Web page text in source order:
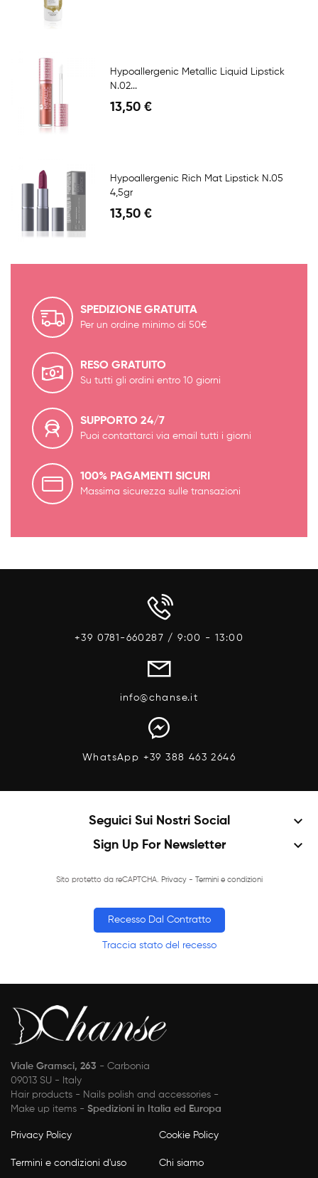
Hypoallergenic Metallic Liquid Lipstick
N.02...
13,50 €
Hypoallergenic Rich Mat Lipstick N.05
4,5gr
13,50 €
SPEDIZIONE GRATUITA
Per un ordine minimo di 50€
RESO GRATUITO
Su tutti gli ordini entro 10 giorni
SUPPORTO 24/7
Puoi contattarci via email tutti i giorni
100% PAGAMENTI SICURI
Massima sicurezza sulle transazioni
+39 0781-660287 / 9:00 - 13:00
info@chanse.it
WhatsApp +39 388 463 2646
Seguici Sui Nostri Social keyboard_arrow_down
Sign Up For Newsletter keyboard_arrow_down
Sito protetto da reCAPTCHA. Privacy- Termini e condizioni
Recesso Dal Contratto
Traccia stato del recesso
Viale Gramsci, 263 - Carbonia
09013 SU - Italy
Hair products - Nails polish and accessories -
Make up items - Spedizioni in Italia ed Europa
Privacy Policy Cookie Policy
Termini e condizioni d'uso Chi siamo